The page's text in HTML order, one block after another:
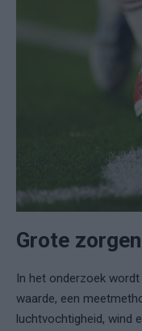
Grote
In het onderzoek
waarde, een
luchtvochtigheid, wind